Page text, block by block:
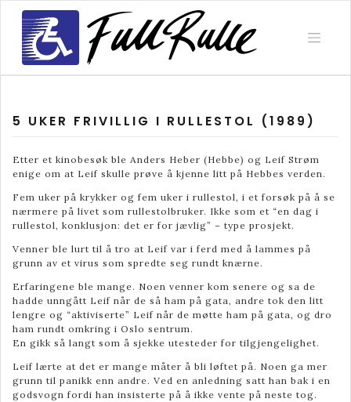
content
5 UKER FRIVILLIG I RULLESTOL (1989)
Etter et kinobesøk ble Anders Heber (Hebbe) og Leif Strøm
enige om at Leif skulle prøve å kjenne litt på Hebbes verden.
Fem uker på krykker og fem uker i rullestol, i et forsøk på å se
nærmere på livet som rullestolbruker. Ikke som et “en dag i
rullestol, konklusjon: det er for jævlig” – type prosjekt.
Venner ble lurt til å tro at Leif var i ferd med å lammes på
grunn av et virus som spredte seg rundt knærne.
Erfaringene ble mange. Noen venner kom senere og sa de
hadde unngått Leif når de så ham på gata, andre tok den litt
lengre og “aktiviserte” Leif når de møtte ham på gata, og dro
ham rundt omkring i Oslo sentrum.
En gikk så langt som å sjekke utesteder for tilgjengelighet.
Leif lærte at det er mange måter å bli løftet på. Noen ga mer
grunn til panikk enn andre. Ved en anledning satt han bak i en
godsvogn fordi han insisterte på å ikke vente på neste tog.